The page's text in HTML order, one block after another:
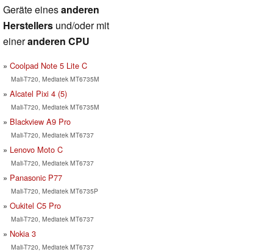
Geräte einesanderen
Herstellers und/oder mit
eineranderen CPU
Coolpad Note 5 Lite C
Mali-T720, Mediatek MT6735M
Alcatel Pixi 4 (5)
Mali-T720, Mediatek MT6735M
Blackview A9 Pro
Mali-T720, Mediatek MT6737
Lenovo Moto C
Mali-T720, Mediatek MT6737
Panasonic P77
Mali-T720, Mediatek MT6735P
Oukitel C5 Pro
Mali-T720, Mediatek MT6737
Nokia 3
Mali-T720, Mediatek MT6737